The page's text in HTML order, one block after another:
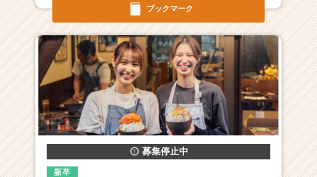
×
最
速
で
成
長
で
き
る
ブックマーク
募集停止中
新卒